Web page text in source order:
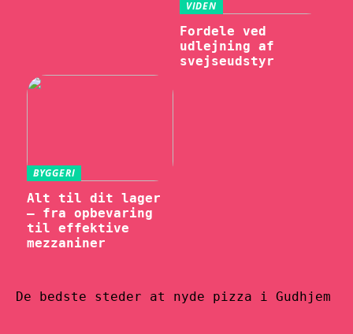
VIDEN
Fordele ved
udlejning af
svejseudstyr
BYGGERI
Alt til dit lager
– fra opbevaring
til effektive
mezzaniner
De bedste steder at nyde pizza i Gudhjem